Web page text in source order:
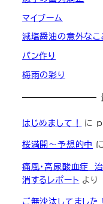
マイブーム
減塩醤油の意外なこ
パン作り
梅雨の彩り
はじめまして！ に
桜満開～予想的中 に
痛風・高尿酸血症 治
消するレポート より
ご無沙汰してました